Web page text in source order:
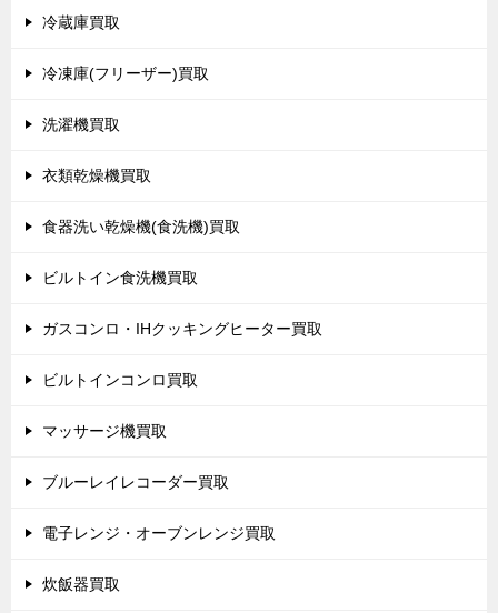
冷蔵庫買取
冷凍庫(フリーザー)買取
洗濯機買取
衣類乾燥機買取
食器洗い乾燥機(食洗機)買取
ビルトイン食洗機買取
ガスコンロ・IHクッキングヒーター買取
ビルトインコンロ買取
マッサージ機買取
ブルーレイレコーダー買取
電子レンジ・オーブンレンジ買取
炊飯器買取